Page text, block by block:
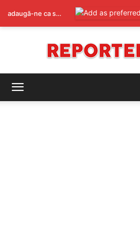
adaugă-ne ca sursă preferată pe Google